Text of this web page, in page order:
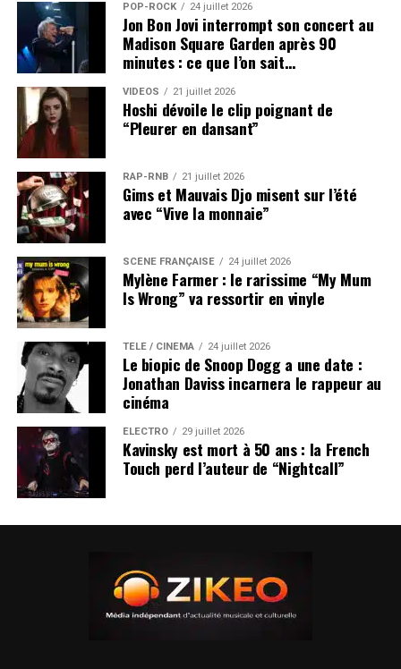
POP-ROCK 24 juillet 2026
Jon Bon Jovi interrompt son concert au
Madison Square Garden après 90
minutes : ce que l’on sait…
VIDEOS 21 juillet 2026
Hoshi dévoile le clip poignant de
“Pleurer en dansant”
RAP-RNB 21 juillet 2026
Gims et Mauvais Djo misent sur l’été
avec “Vive la monnaie”
SCÈNE FRANÇAISE 24 juillet 2026
Mylène Farmer : le rarissime “My Mum
Is Wrong” va ressortir en vinyle
TÉLÉ / CINÉMA 24 juillet 2026
Le biopic de Snoop Dogg a une date :
Jonathan Daviss incarnera le rappeur au
cinéma
ÉLECTRO 29 juillet 2026
Kavinsky est mort à 50 ans : la French
Touch perd l’auteur de “Nightcall”